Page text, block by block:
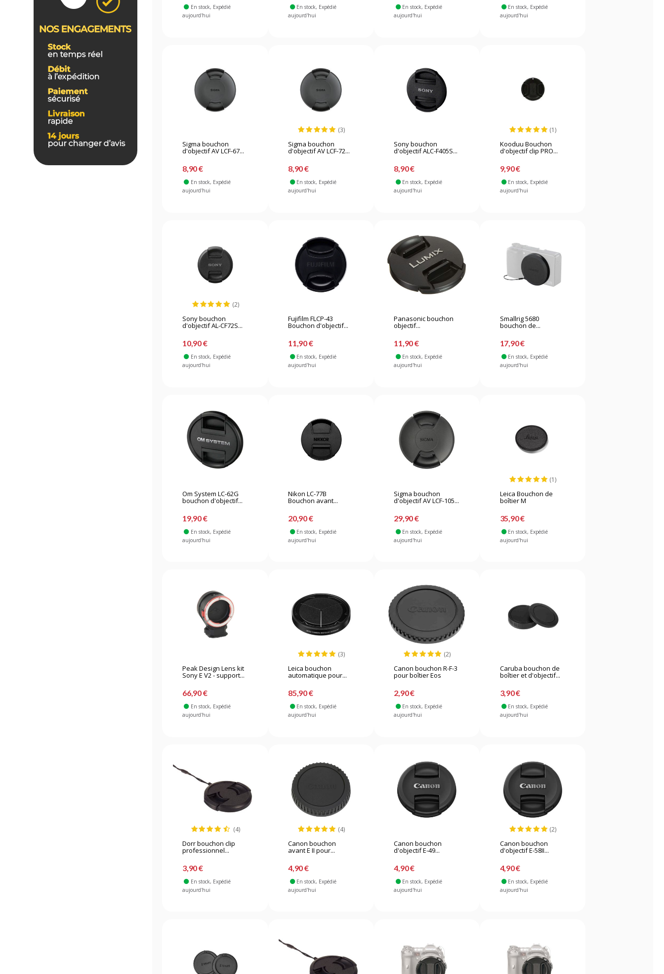
En stock, Expédié
aujourd'hui
En stock, Expédié
aujourd'hui
En stock, Expédié
aujourd'hui
En stock, Expédié
aujourd'hui
Sigma bouchon
d'objectif AV LCF-67...
8,90 €
En stock, Expédié
aujourd'hui
(3)
Sigma bouchon
d'objectif AV LCF-72...
8,90 €
En stock, Expédié
aujourd'hui
Sony bouchon
d'objectif ALC-F405S...
8,90 €
En stock, Expédié
aujourd'hui
(1)
Kooduu Bouchon
d'objectif clip PRO...
9,90 €
En stock, Expédié
aujourd'hui
(2)
Sony bouchon
d'objectif AL-CF72S...
10,90 €
En stock, Expédié
aujourd'hui
Fujifilm FLCP-43
Bouchon d'objectif...
11,90 €
En stock, Expédié
aujourd'hui
Panasonic bouchon
objectif...
11,90 €
En stock, Expédié
aujourd'hui
Smallrig 5680
bouchon de...
17,90 €
En stock, Expédié
aujourd'hui
Om System LC-62G
bouchon d'objectif...
19,90 €
En stock, Expédié
aujourd'hui
Nikon LC-77B
Bouchon avant...
20,90 €
En stock, Expédié
aujourd'hui
Sigma bouchon
d'objectif AV LCF-105...
29,90 €
En stock, Expédié
aujourd'hui
(1)
Leica Bouchon de
boîtier M
35,90 €
En stock, Expédié
aujourd'hui
Peak Design Lens kit
Sony E V2 - support...
66,90 €
En stock, Expédié
aujourd'hui
(3)
Leica bouchon
automatique pour...
85,90 €
En stock, Expédié
aujourd'hui
(2)
Canon bouchon R-F-3
pour boîtier Eos
2,90 €
En stock, Expédié
aujourd'hui
Caruba bouchon de
boîtier et d'objectif...
3,90 €
En stock, Expédié
aujourd'hui
(4)
Dorr bouchon clip
professionnel...
3,90 €
En stock, Expédié
aujourd'hui
(4)
Canon bouchon
avant E II pour...
4,90 €
En stock, Expédié
aujourd'hui
Canon bouchon
d'objectif E-49...
4,90 €
En stock, Expédié
aujourd'hui
(2)
Canon bouchon
d'objectif E-58II...
4,90 €
En stock, Expédié
aujourd'hui